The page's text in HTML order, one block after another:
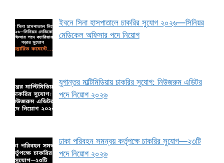
ইবনে সিনা হাসপাতালে চাকরির সুযোগ ২০২৬—সিনিয়র
মেডিকেল অফিসার পদে নিয়োগ
যুগান্তর মাল্টিমিডিয়ায় চাকরির সুযোগ: নিউজরুম এডিটর
পদে নিয়োগ ২০২৬
ঢাকা পরিবহন সমন্বয় কর্তৃপক্ষে চাকরির সুযোগ—২৩টি
পদে নিয়োগ ২০২৬